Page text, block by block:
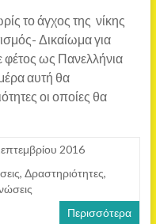
το άγχος της νίκης
Δικαίωμα για
ως Πανελλήνια
αυτή θα
οι οποίες θα
2016
, Δραστηριότητες,
Περισσότερα